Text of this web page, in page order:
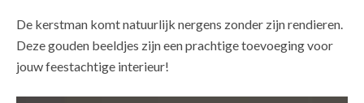
De kerstman komt natuurlijk nergens zonder zijn rendieren.
Deze gouden beeldjes zijn een prachtige toevoeging voor
jouw feestachtige interieur!